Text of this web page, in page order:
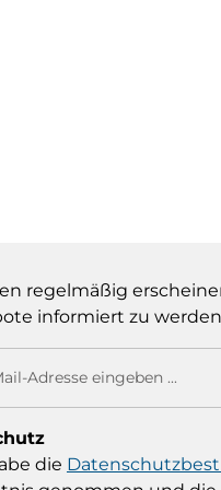
die
regelmäßig
informiert zu
die